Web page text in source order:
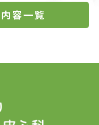
容一覧